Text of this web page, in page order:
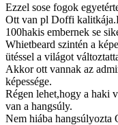
Ezzel sose fogok
Ott van pl Doffi
100hakis embernek se
Whietbeard szintén a
ütéssel a világot
Akkor ott vannak az
képessége.
Régen lehet,hogy a haki
van a hangsúly.
Nem hiába hangsúlyozta